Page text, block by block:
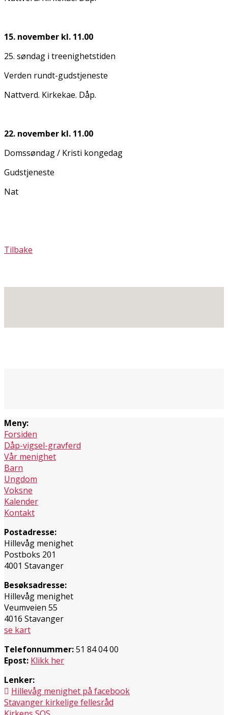
15. november kl. 11.00
25. søndag i treenighetstiden
Verden rundt-gudstjeneste
Nattverd. Kirkekaffe. Dåp.
22. november kl. 11.00
Domssøndag / Kristi kongedag
Gudstjeneste
Nat
Tilbake
Meny:
Forsiden
Dåp-vigsel-gravferd
Vår menighet
Barn
Ungdom
Voksne
Kalender
Kontakt
Postadresse:
Hillevåg menighet
Postboks 201
4001 Stavanger
Besøksadresse:
Hillevåg menighet
Veumveien 55
4016 Stavanger
se kart
Telefonnummer:51 84 04 00
Epost: Klikk her
Lenker:
Hillevåg menighet på facebook
Stavanger kirkelige fellesråd